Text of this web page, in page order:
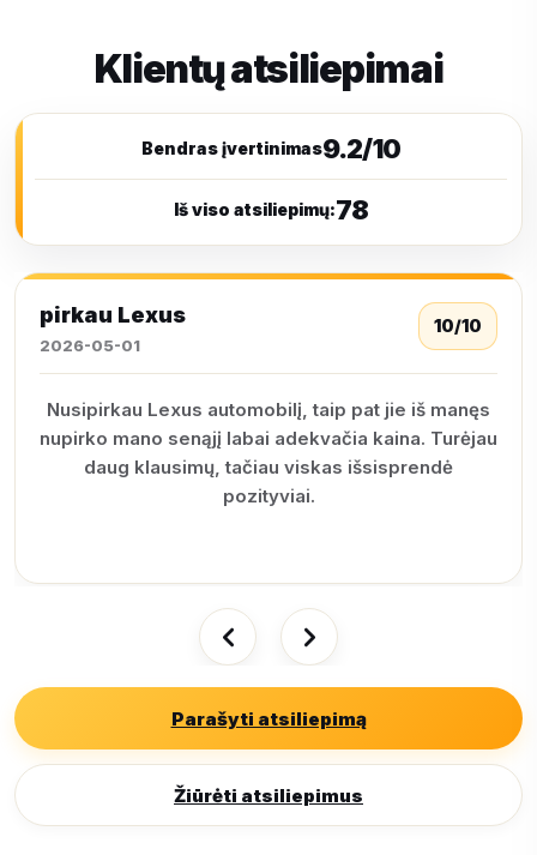
Klientų atsiliepimai
Bendras įvertinimas9.2/10
Iš viso atsiliepimų:78
pirkau Lexus
2026-05-01
10/10
Nusipirkau Lexus automobilį, taip pat jie iš manęs
nupirko mano senąjį labai adekvačia kaina. Turėjau
daug klausimų, tačiau viskas išsisprendė
pozityviai.
Parašyti atsiliepimą
Žiūrėti atsiliepimus